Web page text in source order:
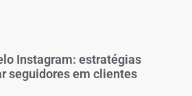
Instagram: estratégias
seguidores em clientes